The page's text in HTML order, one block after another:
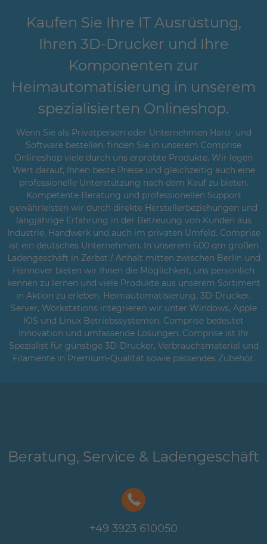
Kaufen Sie Ihre IT Ausrüstung,
Ihren 3D-Drucker und Ihre
Komponenten zur
Heimautomatisierung in unserem
spezialisierten Onlineshop.
Wenn Sie als Privatperson oder Unternehmen Hard- und
Software bestellen, finden Sie in unserem Comprise
Onlineshop viele durch uns erprobte Produkte. Wir legen
Wert darauf, Ihnen beste Preise und gleichzeitig auch eine
professionelle Unterstützung nach dem Kauf zu bieten.
Kompetente Beratung und professionellen Support
gewährleisten wir durch direkte Herstellerbeziehungen und
langjährige Erfahrung in der Betreuung von Kunden aus
Industrie, Handwerk und auch im privaten Umfeld. Comprise
ist ein deutsches Unternehmen. In unserem 600 qm großen
Ladengeschäft in Zerbst / Anhalt mitten zwischen Berlin und
Hannover bieten wir Ihnen die Möglichkeit, uns persönlich
kennen zu lernen und viele Produkte aus unserem Sortiment
in Aktion zu erleben. Heimautomatisierung, 3D-Drucker,
Server, Workstations integrieren wir unter Windows, Apple
IOS und Linux Betriebssystemen. Comprise bedeutet
Innovation und umfassende Lösungen. Comprise ist Ihr
Spezialist für günstige 3D-Drucker, Verbrauchsmaterial und
Filamente in Premium-Qualität sowie passendes Zubehör.
Beratung, Service & Ladengeschäft
+49 3923 610050